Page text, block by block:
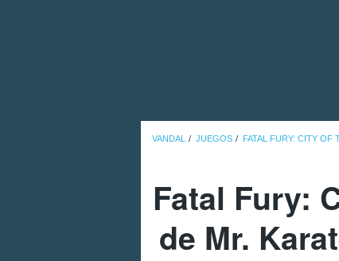
VANDAL JUEGOS FATAL FURY: CITY OF
Fatal Fury:
de Mr.